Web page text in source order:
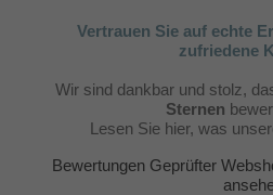
Vertrauen Sie auf echte
zufriedene
Wir sind dankbar und stolz,
Sternen
Lesen Sie hier, was
Bewertungen Geprüfter